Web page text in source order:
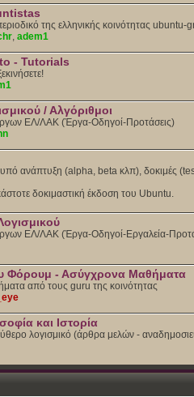
της ελληνικής κοινότητας ubuntu-
adem1
- Tutorials
/ Αλγόριθμοι
ΕΛ/ΛΑΚ (Έργα-Οδηγοί-Προτάσεις)
ανάπτυξη (alpha, beta κλπ), δοκιμές
δοκιμαστική έκδοση του Ubuntu.
ΕΛ/ΛΑΚ (Έργα-Οδηγοί-Εργαλεία-
Φόρουμ - Ασύγχρονα Μαθήματα
από τους guru της κοινότητας
και Ιστορία
λογισμικό (άρθρα μελών -